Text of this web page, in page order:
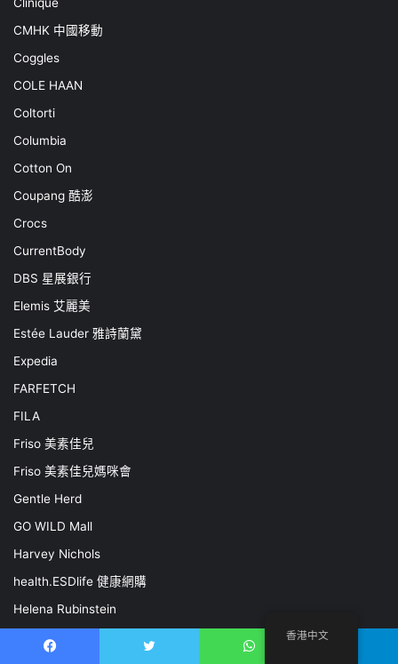
CMHK 中國移動
Coggles
COLE HAAN
Coltorti
Columbia
Cotton On
Coupang 酷澎
Crocs
CurrentBody
DBS 星展銀行
Elemis 艾麗美
Estée Lauder 雅詩蘭黛
Expedia
FARFETCH
FILA
Friso 美素佳兒
Friso 美素佳兒媽咪會
Gentle Herd
GO WILD Mall
Harvey Nichols
health.ESDlife 健康網購
Helena Rubinstein
香港中文